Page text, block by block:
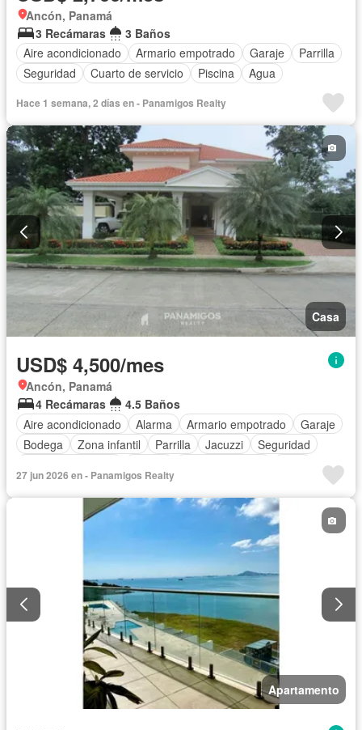
Ancón, Panamá
3 Recámaras
3 Baños
Aire acondicionado
Armario empotrado Garaje
Parrilla
Seguridad
Cuarto de servicio Piscina Agua
Hace 1 semana, 2 días en - Panamigos Realty
Casa
USD$ 4,500/mes
Ancón, Panamá
4 Recámaras
4.5 Baños
Aire acondicionado
Alarma Armario empotrado
Garaje
Bodega
Zona infantil Parrilla Jacuzzi
Seguridad
27 jun 2026 en - Panamigos Realty
Apartamento